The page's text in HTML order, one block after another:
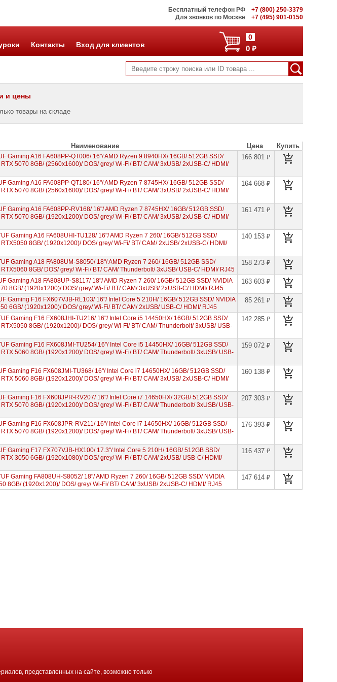
Бесплатный телефон РФ
+7 (800) 250-3379
Для звонков по Москве
+7 (495) 901-0150
0
0 ₽
Контакты Вход для клиентов
и цены
товары на складе
Наименование Цена
Купить
Gaming A16 FA608PP-QT006/ 16"/ AMD Ryzen 9 8940HX/ 16GB/ 512GB SSD/
RTX 5070 8GB/ (2560x1600)/ DOS/ grey/ Wi-Fi/ BT/ CAM/ 3xUSB/ 2xUSB-C/ HDMI/
166 801 ₽
Gaming A16 FA608PP-QT180/ 16"/ AMD Ryzen 7 8745HX/ 16GB/ 512GB SSD/
RTX 5070 8GB/ (2560x1600)/ DOS/ grey/ Wi-Fi/ BT/ CAM/ 3xUSB/ 2xUSB-C/ HDMI/
164 668 ₽
Gaming A16 FA608PP-RV168/ 16"/ AMD Ryzen 7 8745HX/ 16GB/ 512GB SSD/
RTX 5070 8GB/ (1920x1200)/ DOS/ grey/ Wi-Fi/ BT/ CAM/ 3xUSB/ 2xUSB-C/ HDMI/
161 471 ₽
Gaming A16 FA608UHI-TU128/ 16"/ AMD Ryzen 7 260/ 16GB/ 512GB SSD/
RTX5050 8GB/ (1920x1200)/ DOS/ grey/ Wi-Fi/ BT/ CAM/ 2xUSB/ 2xUSB-C/ HDMI/
140 153 ₽
Gaming A18 FA808UM-S8050/ 18"/ AMD Ryzen 7 260/ 16GB/ 512GB SSD/
RTX5060 8GB/ DOS/ grey/ Wi-Fi/ BT/ CAM/ Thunderbolt/ 3xUSB/ USB-C/ HDMI/ RJ45
158 273 ₽
Gaming A18 FA808UP-S8117/ 18"/ AMD Ryzen 7 260/ 16GB/ 512GB SSD/ NVIDIA
8GB/ (1920x1200)/ DOS/ grey/ Wi-Fi/ BT/ CAM/ 3xUSB/ 2xUSB-C/ HDMI/ RJ45
163 603 ₽
Gaming F16 FX607VJB-RL103/ 16"/ Intel Core 5 210H/ 16GB/ 512GB SSD/ NVIDIA
6GB/ (1920x1200)/ DOS/ grey/ Wi-Fi/ BT/ CAM/ 2xUSB/ USB-C/ HDMI/ RJ45
85 261 ₽
Gaming F16 FX608JHI-TU216/ 16"/ Intel Core i5 14450HX/ 16GB/ 512GB SSD/
RTX5050 8GB/ (1920x1200)/ DOS/ grey/ Wi-Fi/ BT/ CAM/ Thunderbolt/ 3xUSB/ USB-
142 285 ₽
Gaming F16 FX608JMI-TU254/ 16"/ Intel Core i5 14450HX/ 16GB/ 512GB SSD/
RTX 5060 8GB/ (1920x1200)/ DOS/ grey/ Wi-Fi/ BT/ CAM/ Thunderbolt/ 3xUSB/ USB-
159 072 ₽
Gaming F16 FX608JMI-TU368/ 16"/ Intel Core i7 14650HX/ 16GB/ 512GB SSD/
RTX 5060 8GB/ (1920x1200)/ DOS/ grey/ Wi-Fi/ BT/ CAM/ 3xUSB/ 2xUSB-C/ HDMI/
160 138 ₽
Gaming F16 FX608JPR-RV207/ 16"/ Intel Core i7 14650HX/ 32GB/ 512GB SSD/
RTX 5070 8GB/ (1920x1200)/ DOS/ grey/ Wi-Fi/ BT/ CAM/ Thunderbolt/ 3xUSB/ USB-
207 303 ₽
Gaming F16 FX608JPR-RV211/ 16"/ Intel Core i7 14650HX/ 16GB/ 512GB SSD/
RTX 5070 8GB/ (1920x1200)/ DOS/ grey/ Wi-Fi/ BT/ CAM/ Thunderbolt/ 3xUSB/ USB-
176 393 ₽
Gaming F17 FX707VJB-HX100/ 17.3"/ Intel Core 5 210H/ 16GB/ 512GB SSD/
RTX 3050 6GB/ (1920x1080)/ DOS/ grey/ Wi-Fi/ BT/ CAM/ 2xUSB/ USB-C/ HDMI/
116 437 ₽
Gaming FA808UH-S8052/ 18"/ AMD Ryzen 7 260/ 16GB/ 512GB SSD/ NVIDIA
8GB/ (1920x1200)/ DOS/ grey/ Wi-Fi/ BT/ CAM/ 3xUSB/ 2xUSB-C/ HDMI/ RJ45
147 614 ₽
представленных на сайте, возможно только